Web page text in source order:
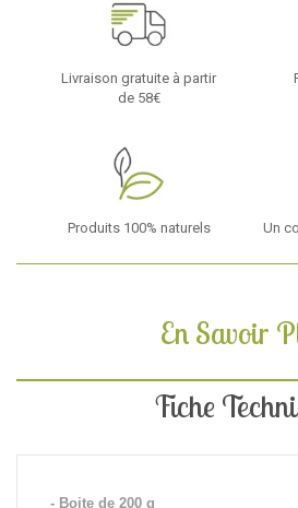
Livraison gratuite à partir
de 58€
Produits 100% naturels Un
En Savoir
Fiche
- Boite de 200 g